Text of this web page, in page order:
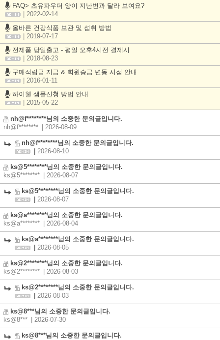
FAQ> 초유파우더 양이 지난번과 달라 보여요?
| 2022-02-14
올바른 건강식품 보관 및 섭취 방법
| 2019-07-17
전제품 당일출고 - 평일 오후4시전 결제시
| 2018-08-23
구매적립금 지급 & 회원승급 변동 시점 안내
| 2016-01-11
하이웰 샘플신청 방법 안내
| 2015-05-22
nh@f********님의 소중한 문의글입니다.
nh@f********
| 2026-08-09
nh@f********님의 소중한 문의글입니다.
2026-08-10
ks@5********님의 소중한 문의글입니다.
ks@5********
| 2026-08-07
ks@5********님의 소중한 문의글입니다.
2026-08-07
ks@a********님의 소중한 문의글입니다.
ks@a********
| 2026-08-04
ks@a********님의 소중한 문의글입니다.
2026-08-05
ks@2********님의 소중한 문의글입니다.
ks@2********
| 2026-08-03
ks@2********님의 소중한 문의글입니다.
2026-08-03
ks@8***님의 소중한 문의글입니다.
ks@8***
| 2026-07-30
ks@8***님의 소중한 문의글입니다.